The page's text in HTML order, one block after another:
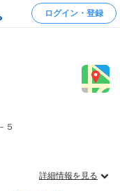
ログイン・登録
５
詳細情報を見る